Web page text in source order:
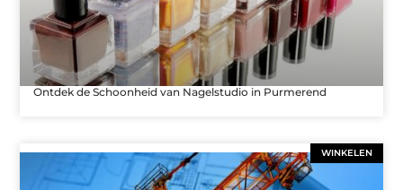
Ontdek de Schoonheid van Nagelstudio in Purmerend
WINKELEN